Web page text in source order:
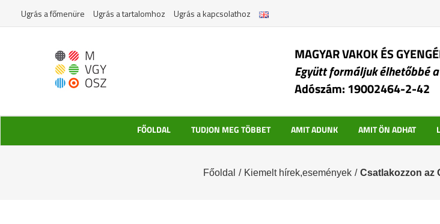
Ugrás a főmenüre Ugrás a tartalomhoz Ugrás a kapcsolathoz
MAGYAR VAKOK ÉS
Együtt formáljuk élhetőbbé
Adószám: 19002464-2-42
FŐOLDAL TUDJON MEG TÖBBET AMIT ADUNK AMIT ÖN ADHAT
Főoldal / Kiemelt hírek,események / Csatlakozzon az